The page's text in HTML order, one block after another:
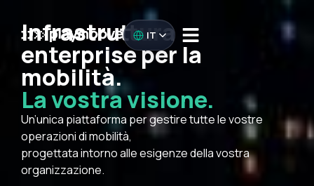
IT
Infrastruttura
enterprise per la
mobilità.
La vostra visione.
Un’unica piattaforma per gestire tutte le vostre
operazioni di mobilità,
progettata intorno alle esigenze della vostra
organizzazione.